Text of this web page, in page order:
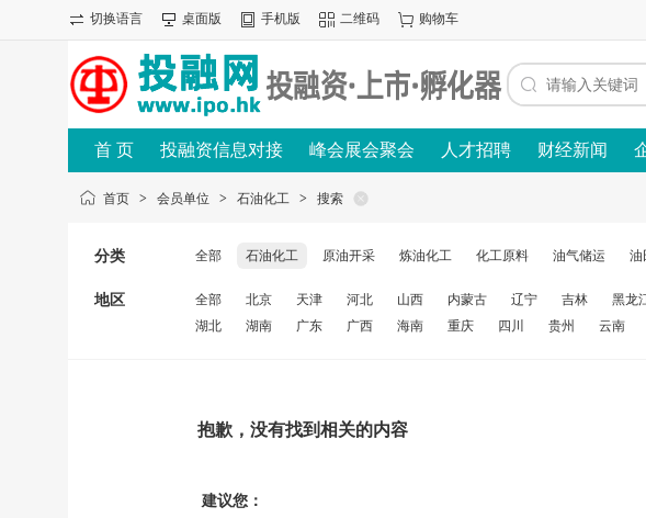
切换语言 桌面版 手机版 二维码 购物车
首 页 投融资信息对接 峰会展会聚会 人才招聘 财经新闻
首页 > 会员单位 > 石油化工 > 搜索
分类 全部 石油化工 原油开采 炼油化工 化工原料 油气储运 油
地区 全部 北京 天津 河北 山西 内蒙古 辽宁 吉林 黑龙
湖北
湖南 广东 广西 海南 重庆 四川 贵州 云南
抱歉，没有找到相关的内容
建议您：